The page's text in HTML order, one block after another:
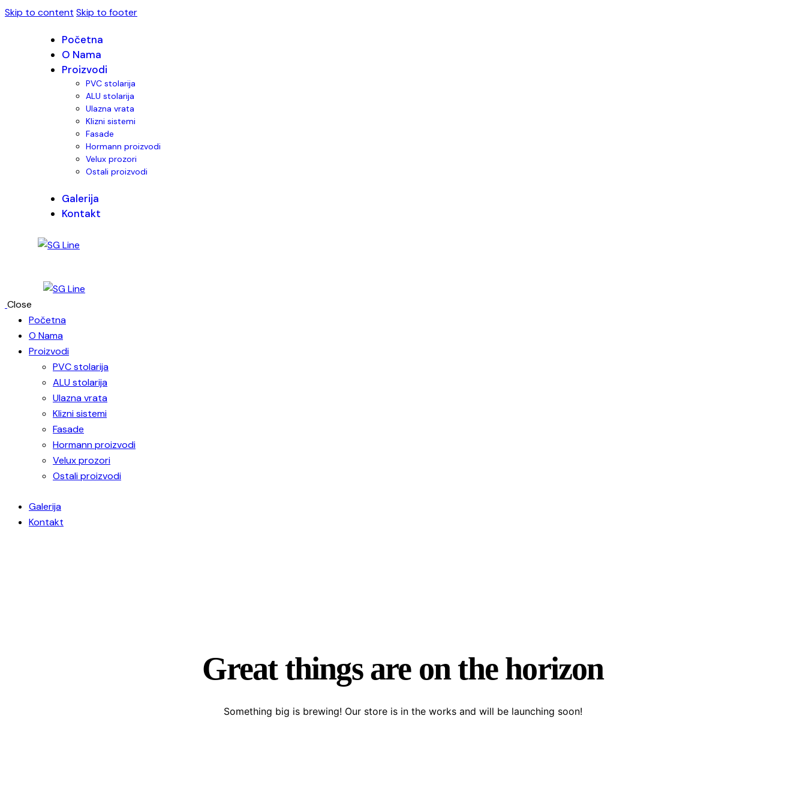
Skip to content Skip to footer
Početna
O Nama
Proizvodi
PVC stolarija
ALU stolarija
Ulazna vrata
Klizni sistemi
Fasade
Hormann proizvodi
Velux prozori
Ostali proizvodi
Galerija
Kontakt
Close
Početna
O Nama
Proizvodi
PVC stolarija
ALU stolarija
Ulazna vrata
Klizni sistemi
Fasade
Hormann proizvodi
Velux prozori
Ostali proizvodi
Galerija
Kontakt
Great things are on the horizon
Something big is brewing! Our store is in the works and will be launching soon!